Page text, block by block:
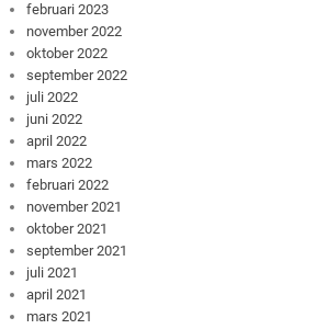
februari 2023
november 2022
oktober 2022
september 2022
juli 2022
juni 2022
april 2022
mars 2022
februari 2022
november 2021
oktober 2021
september 2021
juli 2021
april 2021
mars 2021